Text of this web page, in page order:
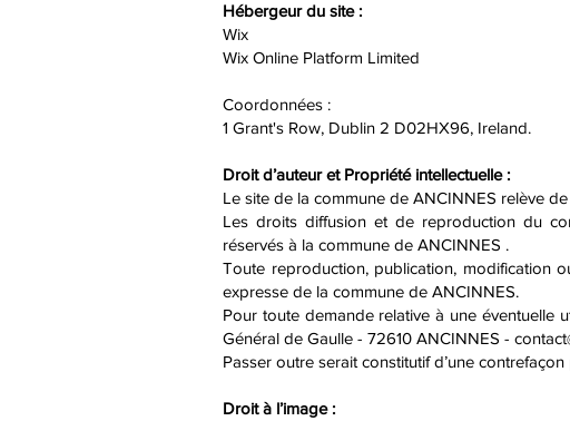
Hébergeur du site :
Wix
Wix Online Platform Limited
Coordonnées :
1 Grant's Row, Dublin 2 D02HX96, Ireland.
Droit d’auteur et Propriété intellectuelle :
Le site de la commune de ANCINNES relève
Les droits diffusion et de reproduction du
réservés à la commune de ANCINNES .
Toute reproduction, publication, modification
expresse de la commune de ANCINNES.
Pour toute demande relative à une éventuelle
Général de Gaulle - 72610 ANCINNES -
Passer outre serait constitutif d’une
Droit à l’image :